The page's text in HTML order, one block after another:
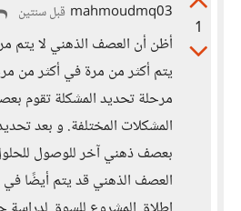
1
mahmoudmq03 قبل سنتين
أظن أن العصف الذهني لا يتم
يتم أكثر من مرة في أكثر من
مرحلة تحديد المشكلة تقوم
المشكلات المختلفة. و بعد
بعصف ذهني آخر للوصول
العصف الذهني قد يتم أيضًا